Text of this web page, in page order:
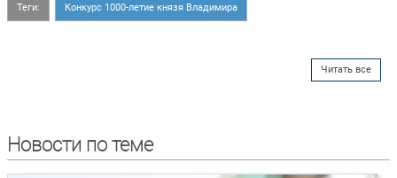
Теги: Конкурс 1000-летие князя Владимира
Читать все
Новости по теме